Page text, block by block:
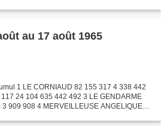
au 17 août 1965
1 LE CORNIAUD 82 155 317 4 338 442
24 104 635 442 492 3 LE GENDARME
3 909 908 4 MERVEILLEUSE ANGELIQUE